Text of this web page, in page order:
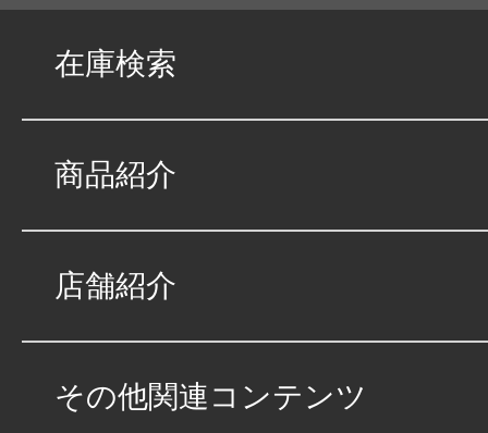
在庫検索
商品紹介
店舗紹介
その他関連コンテンツ